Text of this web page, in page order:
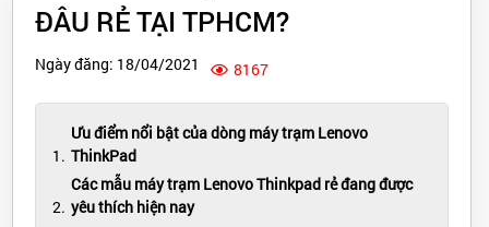
ĐÂU RẺ TẠI TPHCM?
Ngày đăng: 18/04/2021 8167
Ưu điểm nổi bật của dòng máy trạm Lenovo
ThinkPad
Các mẫu máy trạm Lenovo Thinkpad rẻ đang được
yêu thích hiện nay